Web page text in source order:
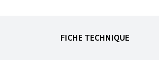
FICHE TECHNIQUE